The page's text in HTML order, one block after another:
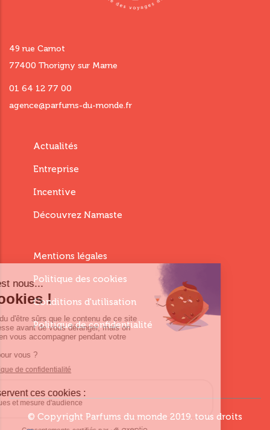
49 rue Carnot
77400 Thorigny sur Marne
01 64 12 77 00
agence@parfums-du-monde.fr
Menu
third
Actualités
Entreprise
Incentive
Découvrez Namaste
Menu
Fourth
Mentions légales
Politique des cookies
Conditions d'utilisation
Politique de confidentialité
© Copyright Parfums du monde 2019. tous droits